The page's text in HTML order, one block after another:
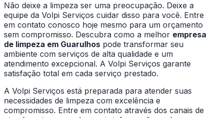
Não deixe a limpeza ser uma preocupação. Deixe a
equipe da Volpi Serviços cuidar disso para você. Entre
em contato conosco hoje mesmo para um orçamento
sem compromisso. Descubra como a melhor empresa
de limpeza em Guarulhos pode transformar seu
ambiente com serviços de alta qualidade e um
atendimento excepcional. A Volpi Serviços garante
satisfação total em cada serviço prestado.
A Volpi Serviços está preparada para atender suas
necessidades de limpeza com excelência e
compromisso. Entre em contato através dos canais de